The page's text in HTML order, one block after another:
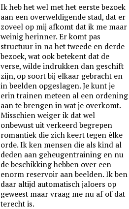
Ik heb het wel met het eerste bezoek
aan een overweldigende stad, dat er
zoveel op mij afkomt dat ik me maar
weinig herinner. Er komt pas
structuur in na het tweede en derde
bezoek, wat ook betekent dat de
verse, wilde indrukken dan geschift
zijn, op soort bij elkaar gebracht en
in beelden opgeslagen. Je kunt je
erin trainen meteen al een ordening
aan te brengen in wat je overkomt.
Misschien weiger ik dat wel
onbewust uit verkeerd begrepen
romantiek die zich keert tegen èlke
orde. Ik ken mensen die als kind al
deden aan geheugentraining en nu
de beschikking hebben over een
enorm reservoir aan beelden. Ik ben
daar altijd automatisch jaloers op
geweest maar vraag me nu af of dat
terecht is.